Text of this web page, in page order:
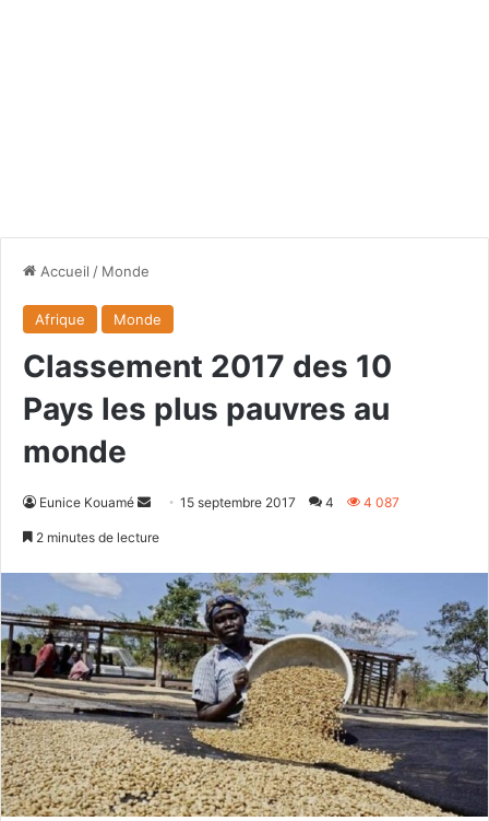
Accueil / Monde
Afrique Monde
Classement 2017 des 10
Pays les plus pauvres au
monde
Eunice Kouamé
Envoyer15 septembre 2017 4 4 087
2 minutes de lecture